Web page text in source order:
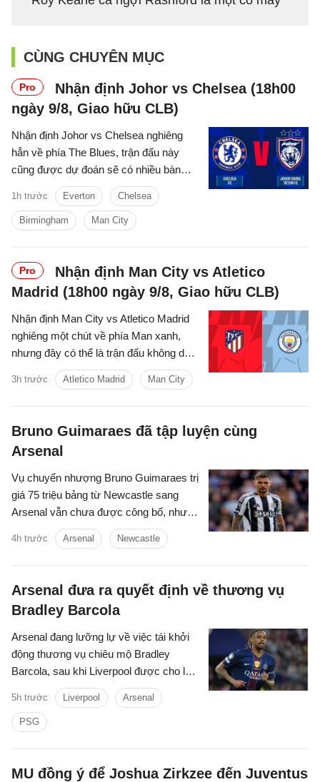
CÙNG CHUYÊN MỤC
Pro
Nhận định Johor vs Chelsea (18h00
ngày 9/8, Giao hữu CLB)
Nhận định Johor vs Chelsea nghiêng
hẳn về phía The Blues, trận đấu này
cũng được dự đoán sẽ có nhiều bàn
thắng được ghi.
1h trước Everton Chelsea
Birmingham Man City
Pro
Nhận định Man City vs Atletico
Madrid (18h00 ngày 9/8, Giao hữu CLB)
Nhận định Man City vs Atletico Madrid
nghiêng một chút về phía Man xanh,
nhưng đây có thể là trận đấu không dễ
dàng với thầy trò Enzo Maresca.
3h trước Atletico Madrid Man City
Bruno Guimaraes đã tập luyện cùng
Arsenal
Vụ chuyển nhượng Bruno Guimaraes trị
giá 75 triệu bảng từ Newcastle sang
Arsenal vẫn chưa được công bố, nhưng
tiền vệ này đã tập luyện với Pháo thủ.
4h trước Arsenal Newcastle
Arsenal đưa ra quyết định về thương vụ
Bradley Barcola
Arsenal đang lưỡng lự về việc tái khởi
động thương vụ chiêu mộ Bradley
Barcola, sau khi Liverpool được cho là
đã gửi lời đề nghị đầu tiên đến PSG.
5h trước Liverpool Arsenal
PSG
MU đồng ý để Joshua Zirkzee đến Juventus